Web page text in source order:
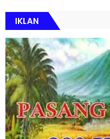
IKLAN